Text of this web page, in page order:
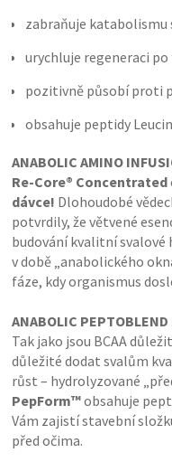
zabraňuje katabolismu
urychluje regeneraci
pozitivně působí proti
obsahuje peptidy
ANABOLIC AMINO
Re-Core® Concentrated
dávce! Dlohoudobé
potvrdily, že větvené
budování kvalitní
v době „anabolického
fáze, kdy organismus
ANABOLIC
Tak jako jsou BCAA
důležité dodat svalům
růst – hydrolyzované
PepForm™obsahuje
Vám zajistí stavební
před očima.